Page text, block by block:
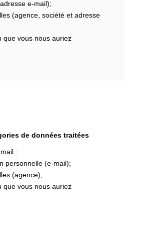
e-mail);
(agence, société et adresse
que vous nous auriez
de données traitées
:
personnelle (e-mail);
(agence);
que vous nous auriez